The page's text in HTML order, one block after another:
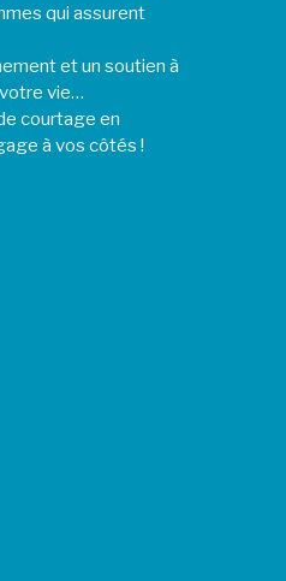
qui assurent
et un soutien à
vie…
courtage en
à vos côtés !